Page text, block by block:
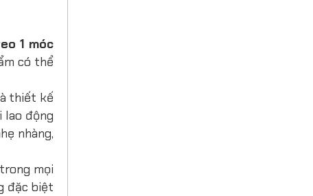
1 móc
có thể
thiết kế
lao động
nhàng,
mọi
đặc biệt